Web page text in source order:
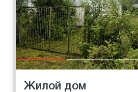
Жилой дом